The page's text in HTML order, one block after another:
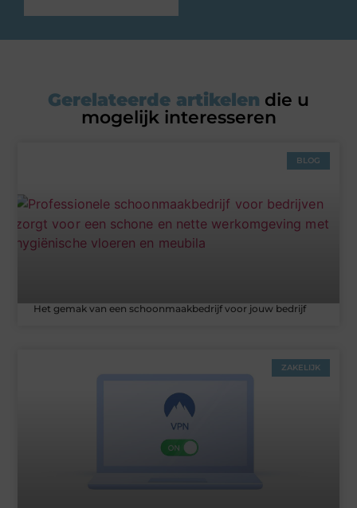
Gerelateerde artikelen die u
mogelijk interesseren
BLOG
Het gemak van een schoonmaakbedrijf voor jouw bedrijf
ZAKELIJK